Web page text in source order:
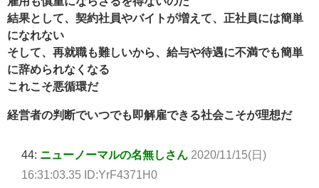
結果として、契約社員やバイトが増えて、正社員には簡単
になれない
そして、再就職も難しいから、給与や待遇に不満でも簡単
に辞められなくなる
これこそ悪循環だ
経営者の判断でいつでも即解雇できる社会こそが理想だ
44: ニューノーマルの名無しさん 2020/11/15(日)
16:31:03.35 ID:YrF4371H0